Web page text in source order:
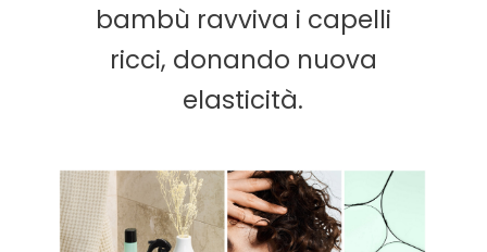
bambù ravviva i capelli
ricci, donando nuova
elasticità.